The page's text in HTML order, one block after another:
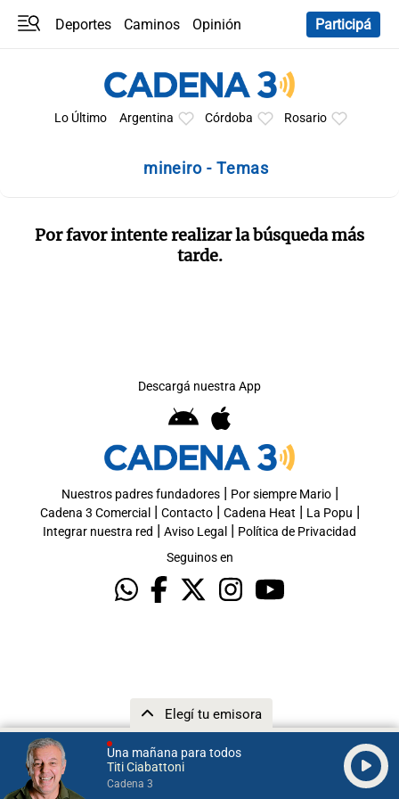
Una mañana para todos
Titi Ciabattoni
Cadena 3
Elegí tu emisora
Deportes Caminos
Opinión
Participá
Lo Último Argentina Córdoba Rosario
mineiro - Temas
Por favor intente realizar la búsqueda más
tarde.
Descargá nuestra App
Nuestros padres fundadores| Por siempre Mario|
Cadena 3 Comercial | Contacto| Cadena Heat | La Popu |
Integrar nuestra red | Aviso Legal | Política de Privacidad
Seguinos en